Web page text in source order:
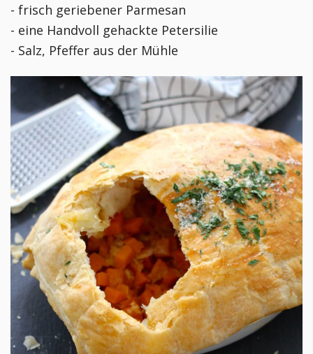
- frisch geriebener Parmesan
- eine Handvoll gehackte Petersilie
- Salz, Pfeffer aus der Mühle